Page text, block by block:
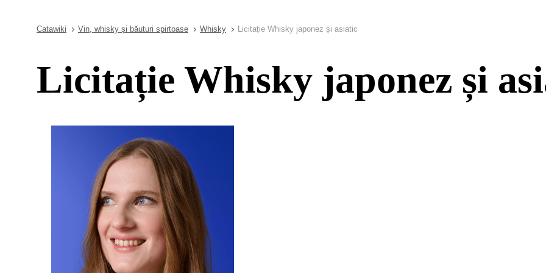
Catawiki Vin, whisky și băuturi spirtoase Whisky Licitație Whisky japonez și asiatic
Licitație Whisky japonez și